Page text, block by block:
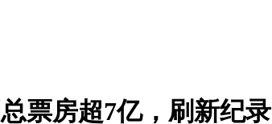
票房超7亿，刷新纪录